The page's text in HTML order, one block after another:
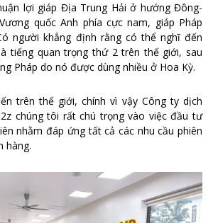
lợi giáp Địa Trung Hải ở hướng Đông-
quốc Anh phía cực nam, giáp Pháp
người khẳng định rằng có thể nghĩ đến
tiếng quan trọng thứ 2 trên thế giới, sau
Pháp do nó được dùng nhiều ở Hoa Kỳ.
trên thế giới, chính vì vậy Công ty dịch
chúng tôi rất chú trọng vào việc đầu tư
nhằm đáp ứng tất cả các nhu cầu phiên
hàng.